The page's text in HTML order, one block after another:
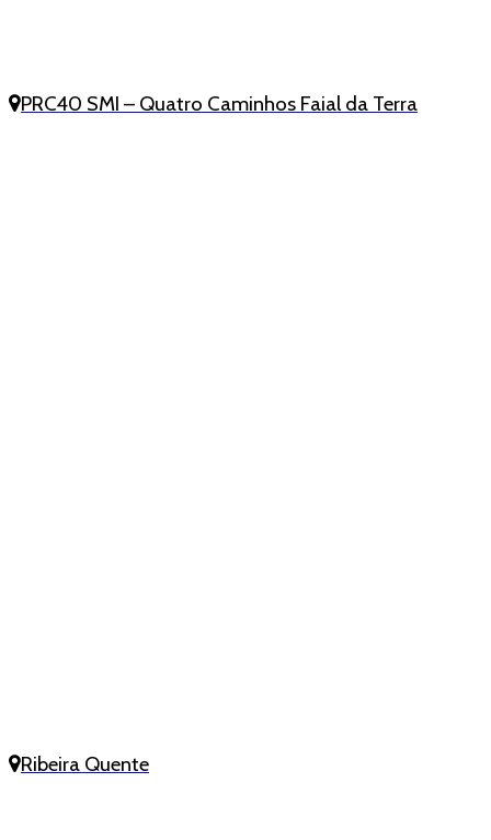
PRC40 SMI – Quatro Caminhos Faial da Terra
Ribeira Quente